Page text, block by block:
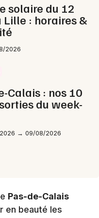
solaire du 12
Lille : horaires &
2026
Calais : nos 10
du week-
→ 09/08/2026
Pas-de-Calais
en beauté les